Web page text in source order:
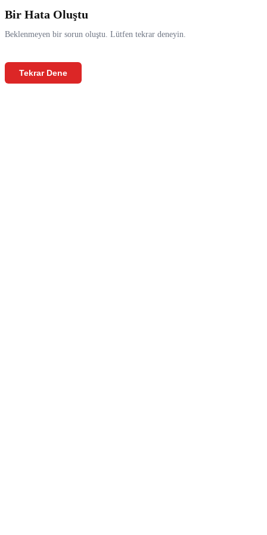
Bir Hata Oluştu
Beklenmeyen bir sorun oluştu. Lütfen tekrar deneyin.
Tekrar Dene